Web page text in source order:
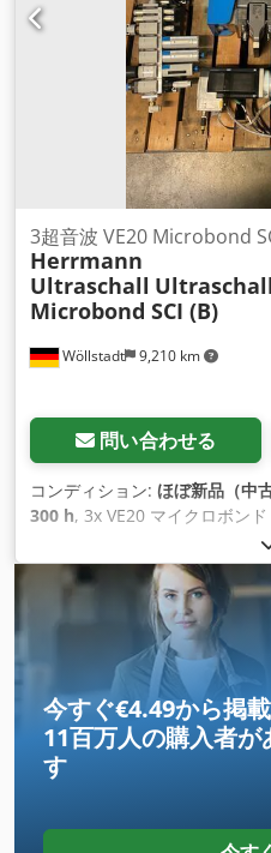
Wöllstadt 9,210 km
3超音波 VE20 Microbond
Herrmann
Ultraschall
Microbond SCI (B)
問い合わせる
コンディション: ほぼ新品（中古
300 h, 3x VE20 マイクロボン
時間稼働しています
ット、制御システム、高性能
り、一貫した溶接品質を保証
ズムにより、特許取得済みの
を通じて一定のギャップ制御が
MICROBOND 制御システムは
と可視化を担当します。一定
により、最大 800 m/分のプロ
Cjdsr Rdd Nepfx Agfsrf
今すぐ€4.49から掲載
11百万人の購入者が
す